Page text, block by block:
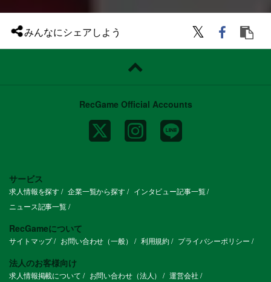
＝＝＝＝＝＝＝＝
『混血のカレコレ』
『テイコウペンギン』
チャンネル登録者数190万人
チャンネル登録者数95万人
＝＝＝＝＝＝＝＝
◆Plottのミッション
『日常に温度を。世界に熱狂を。時代に灯
世界を熱狂させるような大ヒットコンテン
ツを作りたい。
コンテンツ史を動かし、時代に名を残すよ
そんな想いから、このミッションを掲げま
した。
Plottをエンタメのホットスポットに。
エンタメに狂わされた人が集い、新たなエ
ンタメを生みだしていく場所がPlottです。
みんなにシェアしよう
RecGame Official Accounts
サービス
求人情報を探す 企業一覧から探す
インタビュー記事一覧
ニュース記事一覧
RecGameについて
サイトマップ お問い合わせ（一般） 利用規約 プライバシーポリシー
法人のお客様向け
求人情報掲載について お問い合わせ（法人） 運営会社